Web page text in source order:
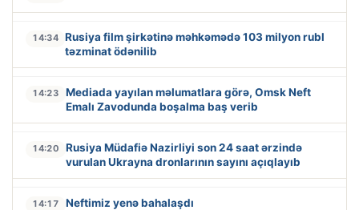
14:34 Rusiya film şirkətinə məhkəmədə 103 milyon rubl
təzminat ödənilib
14:23
Mediada yayılan məlumatlara görə, Omsk Neft
Emalı Zavodunda boşalma baş verib
14:20
Rusiya Müdafiə Nazirliyi son 24 saat ərzində
vurulan Ukrayna dronlarının sayını açıqlayıb
14:17 Neftimiz yenə bahalaşdı